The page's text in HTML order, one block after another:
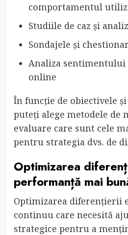
comportamentul
Studiile de caz și
Sondajele și
Analiza sentimentului
online
În funcție de obiectivele
puteți alege metodele de
evaluare care sunt cele
pentru strategia dvs. de
Optimizarea
performanță mai
Optimizarea diferențierii
continuu care necesită
strategice pentru a